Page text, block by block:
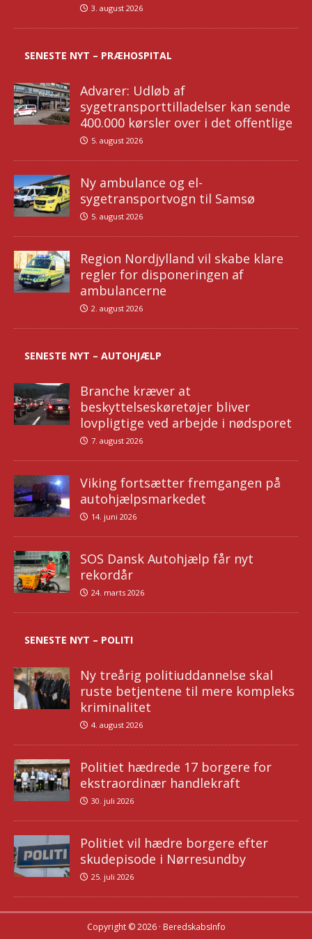
3. august 2026
SENESTE NYT – PRÆHOSPITAL
Advarer: Udløb af
sygetransporttilladelser kan sende
400.000 kørsler over i det offentlige
5. august 2026
Ny ambulance og el-
sygetransportvogn til Samsø
5. august 2026
Region Nordjylland vil skabe klare
regler for disponeringen af
ambulancerne
2. august 2026
SENESTE NYT – AUTOHJÆLP
Branche kræver at
beskyttelseskøretøjer bliver
lovpligtige ved arbejde i nødsporet
7. august 2026
Viking fortsætter fremgangen på
autohjælpsmarkedet
14. juni 2026
SOS Dansk Autohjælp får nyt
rekordår
24. marts 2026
SENESTE NYT – POLITI
Ny treårig politiuddannelse skal
ruste betjentene til mere kompleks
kriminalitet
4. august 2026
Politiet hædrede 17 borgere for
ekstraordinær handlekraft
30. juli 2026
Politiet vil hædre borgere efter
skudepisode i Nørresundby
25. juli 2026
Copyright © 2026 · BeredskabsInfo